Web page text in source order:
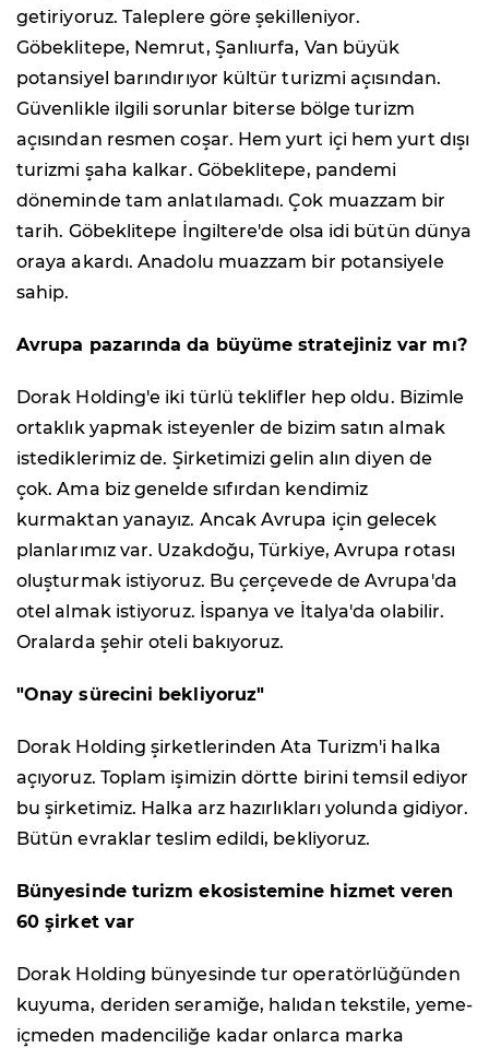
getiriyoruz. Taleplere göre şekilleniyor.
Göbeklitepe, Nemrut, Şanlıurfa, Van büyük
potansiyel barındırıyor kültür turizmi açısından.
Güvenlikle ilgili sorunlar biterse bölge turizm
açısından resmen coşar. Hem yurt içi hem yurt dışı
turizmi şaha kalkar. Göbeklitepe, pandemi
döneminde tam anlatılamadı. Çok muazzam bir
tarih. Göbeklitepe İngiltere'de olsa idi bütün dünya
oraya akardı. Anadolu muazzam bir potansiyele
sahip.
Avrupa pazarında da büyüme stratejiniz var mı?
Dorak Holding'e iki türlü teklifler hep oldu. Bizimle
ortaklık yapmak isteyenler de bizim satın almak
istediklerimiz de. Şirketimizi gelin alın diyen de
çok. Ama biz genelde sıfırdan kendimiz
kurmaktan yanayız. Ancak Avrupa için gelecek
planlarımız var. Uzakdoğu, Türkiye, Avrupa rotası
oluşturmak istiyoruz. Bu çerçevede de Avrupa'da
otel almak istiyoruz. İspanya ve İtalya'da olabilir.
Oralarda şehir oteli bakıyoruz.
"Onay sürecini bekliyoruz"
Dorak Holding şirketlerinden Ata Turizm'i halka
açıyoruz. Toplam işimizin dörtte birini temsil ediyor
bu şirketimiz. Halka arz hazırlıkları yolunda gidiyor.
Bütün evraklar teslim edildi, bekliyoruz.
Bünyesinde turizm ekosistemine hizmet veren
60 şirket var
Dorak Holding bünyesinde tur operatörlüğünden
kuyuma, deriden seramiğe, halıdan tekstile, yeme-
içmeden madenciliğe kadar onlarca marka